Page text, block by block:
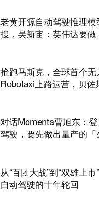
老黄开源自动驾驶推理模
搜，吴新宙：英伟达要做
抢跑马斯克，全球首个无
Robotaxi上路运营，贝佐
对话Momenta曹旭东：
驾驶，要先做出量产的「
从“百团大战”到“双雄上市
自动驾驶的十年轮回